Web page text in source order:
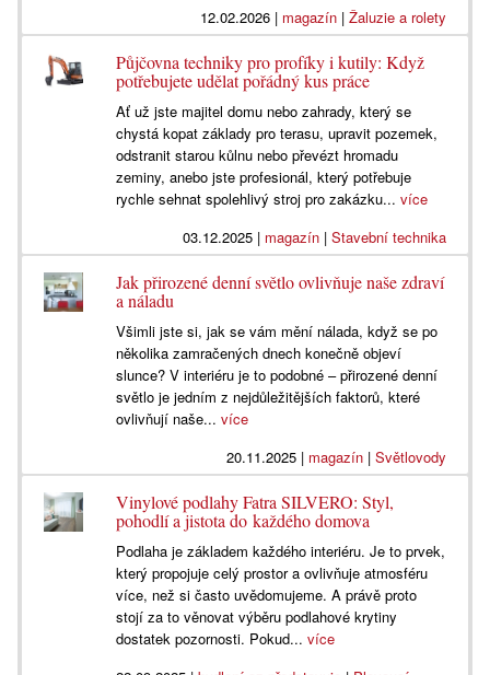
12.02.2026| magazín| Žaluzie a rolety
Půjčovna techniky pro profíky i kutily: Když
potřebujete udělat pořádný kus práce
Ať už jste majitel domu nebo zahrady, který se
chystá kopat základy pro terasu, upravit pozemek,
odstranit starou kůlnu nebo převézt hromadu
zeminy, anebo jste profesionál, který potřebuje
rychle sehnat spolehlivý stroj pro zakázku...více
03.12.2025| magazín| Stavební technika
Jak přirozené denní světlo ovlivňuje naše zdraví
a náladu
Všimli jste si, jak se vám mění nálada, když se po
několika zamračených dnech konečně objeví
slunce? V interiéru je to podobné – přirozené denní
světlo je jedním z nejdůležitějších faktorů, které
ovlivňují naše...více
20.11.2025| magazín| Světlovody
Vinylové podlahy Fatra SILVERO: Styl,
pohodlí a jistota do každého domova
Podlaha je základem každého interiéru. Je to prvek,
který propojuje celý prostor a ovlivňuje atmosféru
více, než si často uvědomujeme. A právě proto
stojí za to věnovat výběru podlahové krytiny
dostatek pozornosti. Pokud...více